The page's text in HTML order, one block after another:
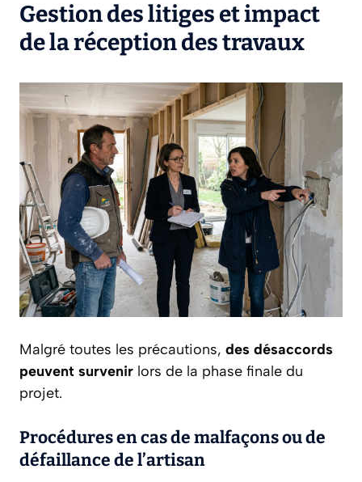
Gestion des litiges et impact
de la réception des travaux
Malgré toutes les précautions, des désaccords
peuvent survenir lors de la phase finale du
projet.
Procédures en cas de malfaçons ou de
défaillance de l’artisan